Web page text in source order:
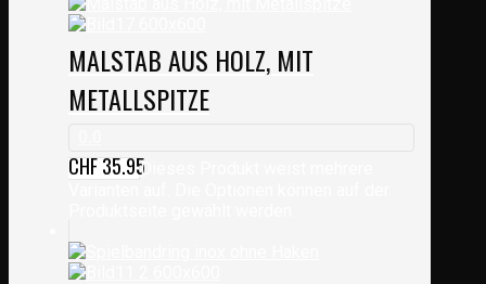
MALSTAB AUS HOLZ, MIT
METALLSPITZE
CHF35.95Dieses Produkt weist mehrere